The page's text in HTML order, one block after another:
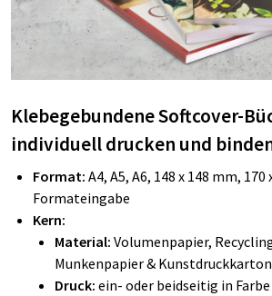
Klebegebundene Softcover-
individuell drucken und
Format: A4, A5, A6, 148 x 148 mm,
Formateingabe
Kern:
Material: Volumenpapier,
Munkenpapier & Kunstdruckkarton
Druck: ein- oder beidseitig in